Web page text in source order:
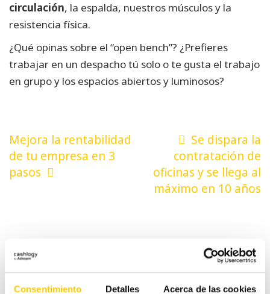
Consentimiento Detalles Acerca de las cookies
circulación, la espalda, nuestros músculos y la
resistencia física.
¿Qué opinas sobre el “open bench”? ¿Prefieres
trabajar en un despacho tú solo o te gusta el trabajo
en grupo y los espacios abiertos y luminosos?
Navegación
de
entradas
Mejora la rentabilidad
de tu empresa en 3
pasos
Se dispara la
contratación de
oficinas y se llega al
máximo en 10 años
Categorías